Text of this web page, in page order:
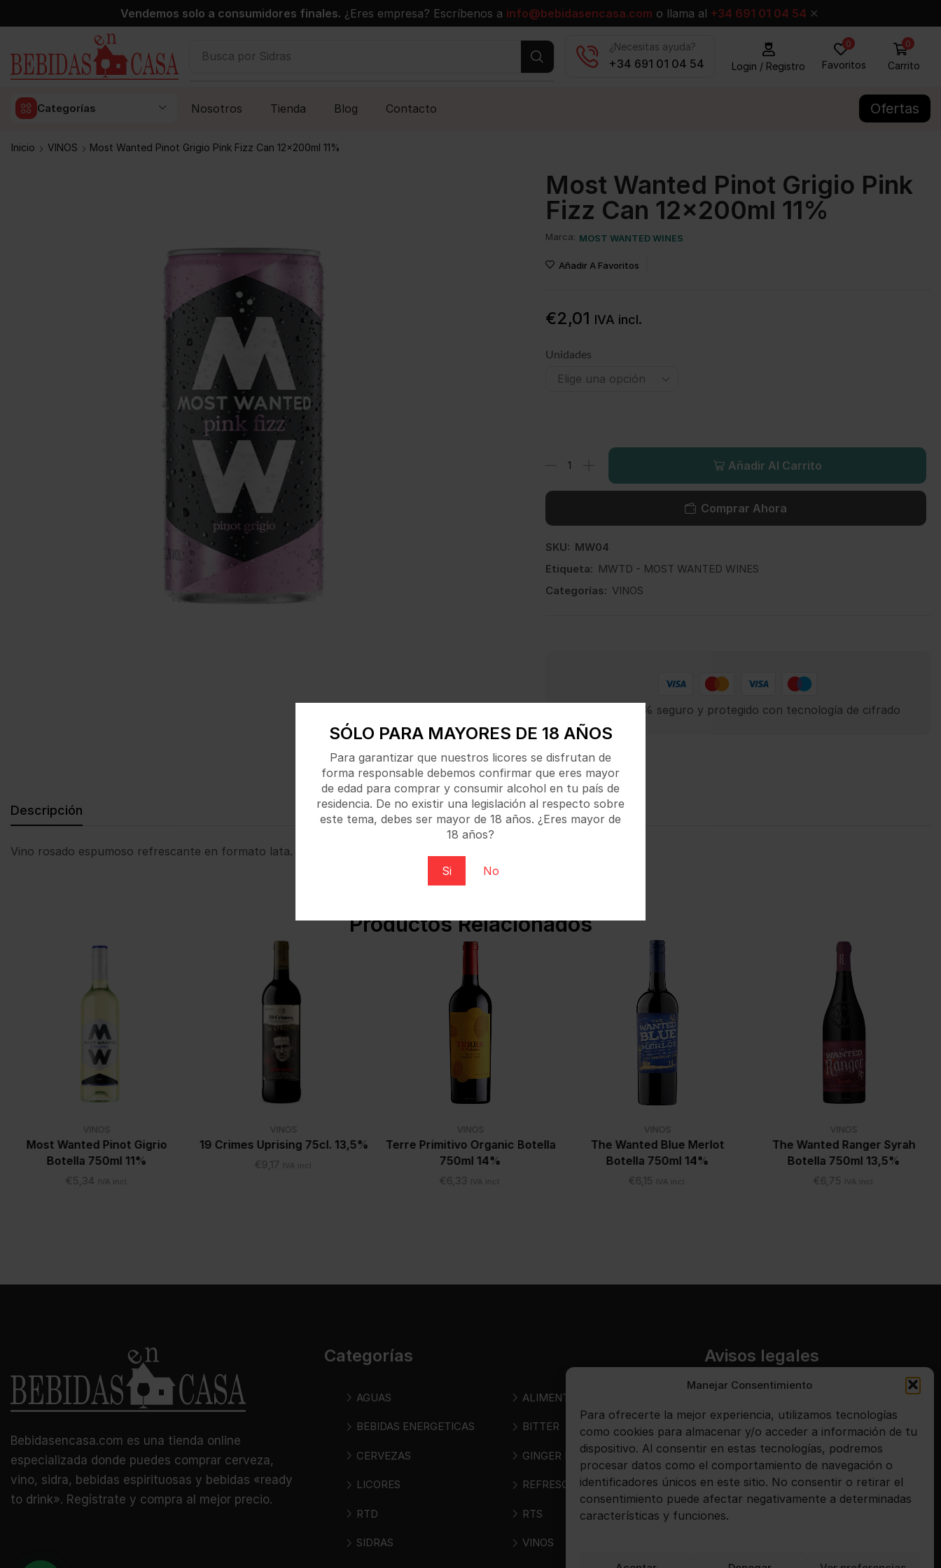
Manejar Consentimiento
Para ofrecerte la mejor experiencia, utilizamos tecnologías
como cookies para almacenar y/o acceder a información de tu
dispositivo. Al consentir en estas tecnologías, podremos
procesar datos como el comportamiento de navegación o
identificadores únicos en este sitio. No consentir o retirar el
consentimiento puede afectar negativamente a determinadas
características y funciones.
SÓLO PARA MAYORES DE 18 AÑOS
Para garantizar que nuestros licores se disfrutan de
forma responsable debemos confirmar que eres mayor
de edad para comprar y consumir alcohol en tu país de
residencia. De no existir una legislación al respecto sobre
este tema, debes ser mayor de 18 años. ¿Eres mayor de
18 años?
Si No
Vendemos solo a consumidores finales. ¿Eres empresa? Escríbenos a info@bebidasencasa.com o llama al +34 691 01 04 54 ✕
Busca por Sidras
¿Necesitas ayuda?
+34 691 01 04 54 Login / Registro
0
Favoritos
0
Carrito
Categorías Nosotros Tienda Blog Contacto Ofertas
Inicio VINOS Most Wanted Pinot Grigio Pink Fizz Can 12x200ml 11%
Most Wanted Pinot Grigio Pink
Fizz Can 12x200ml 11%
Marca: MOST WANTED WINES
Añadir A Favoritos
€2,01 IVA incl.
Unidades
Añadir Al Carrito
Comprar Ahora
SKU: MW04
Etiqueta: MWTD - MOST WANTED WINES
Categorías: VINOS
Tu pago 100% seguro y protegido con tecnología de cifrado
Descripción
Vino rosado espumoso refrescante en formato lata. La opción más sostenible de servir vino en formato mini.
Productos Relacionados
VINOS
Most Wanted Pinot Gigrio
Botella 750ml 11%
€ 5,34 IVA incl.
VINOS
19 Crimes Uprising 75cl. 13,5%
€ 9,17 IVA incl.
VINOS
Terre Primitivo Organic Botella
750ml 14%
€ 6,33 IVA incl.
VINOS
The Wanted Blue Merlot
Botella 750ml 14%
€ 6,15 IVA incl.
VINOS
The Wanted Ranger Syrah
Botella 750ml 13,5%
€ 6,75 IVA incl.
Bebidasencasa.com es una tienda online
especializada donde puedes comprar cerveza,
vino, sidra, bebidas espirituosas y bebidas «ready
to drink». Regístrate y compra al mejor precio.
Categorías
AGUAS ALIMENTOS
BEBIDAS ENERGETICAS BITTER
CERVEZAS GINGER BEER
LICORES REFRESCOS
RTD RTS
SIDRAS VINOS
Avisos legales
Aviso legal
Política de privacidad
Política de cookies